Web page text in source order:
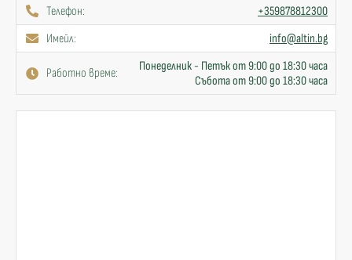
Телефон:
+359878812300
Имейл:
info@altin.bg
Работно време:
Понеделник - Петък от 9:00 до 18:30 часа
Събота от 9:00 до 18:30 часа